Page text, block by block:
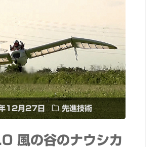
12月27日 先進技術
風の谷のナウシカ